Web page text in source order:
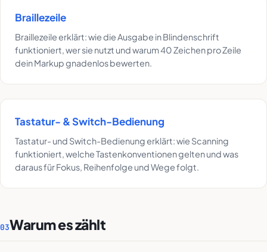
Braillezeile
Braillezeile erklärt: wie die Ausgabe in Blindenschrift
funktioniert, wer sie nutzt und warum 40 Zeichen pro Zeile
dein Markup gnadenlos bewerten.
Tastatur- & Switch-Bedienung
Tastatur- und Switch-Bedienung erklärt: wie Scanning
funktioniert, welche Tastenkonventionen gelten und was
daraus für Fokus, Reihenfolge und Wege folgt.
03Warum es zählt